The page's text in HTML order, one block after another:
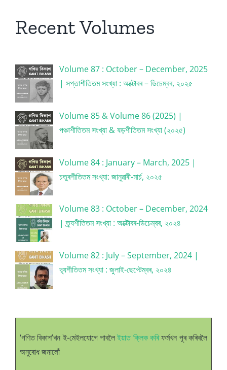
Recent Volumes
Volume 87 : October – December, 2025
| সপ্তাশীতিতম সংখ্যা : অক্টোবৰ – ডিচেম্বৰ, ২০২৫
Volume 85 & Volume 86 (2025) |
পঞ্চাশীতিতম সংখ্যা & ষড়শীতিতম সংখ্যা (২০২৫)
Volume 84 : January – March, 2025 |
চতুৰশীতিতম সংখ্যা: জানুৱাৰী-মাৰ্চ, ২০২৫
Volume 83 : October – December, 2024
| ত্ৰ্যশীতিতম সংখ্যা : অক্টোবৰ-ডিচেম্বৰ, ২০২৪
Volume 82 : July – September, 2024 |
দ্ব্যশীতিতম সংখ্যা : জুলাই-ছেপ্টেম্বৰ, ২০২৪
‘গণিত বিকাশ’খন ই-মেইলযোগে পাবলৈইয়াত ক্লিক কৰিফৰ্মখন পূৰ কৰিবলৈ
অনুৰোধ জনালোঁ